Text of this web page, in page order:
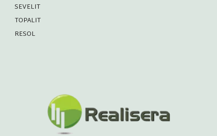
SEVELIT
TOPALIT
RESOL